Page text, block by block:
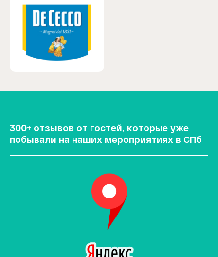
300+ отзывов от гостей, которые уже
побывали на наших мероприятиях в СПб